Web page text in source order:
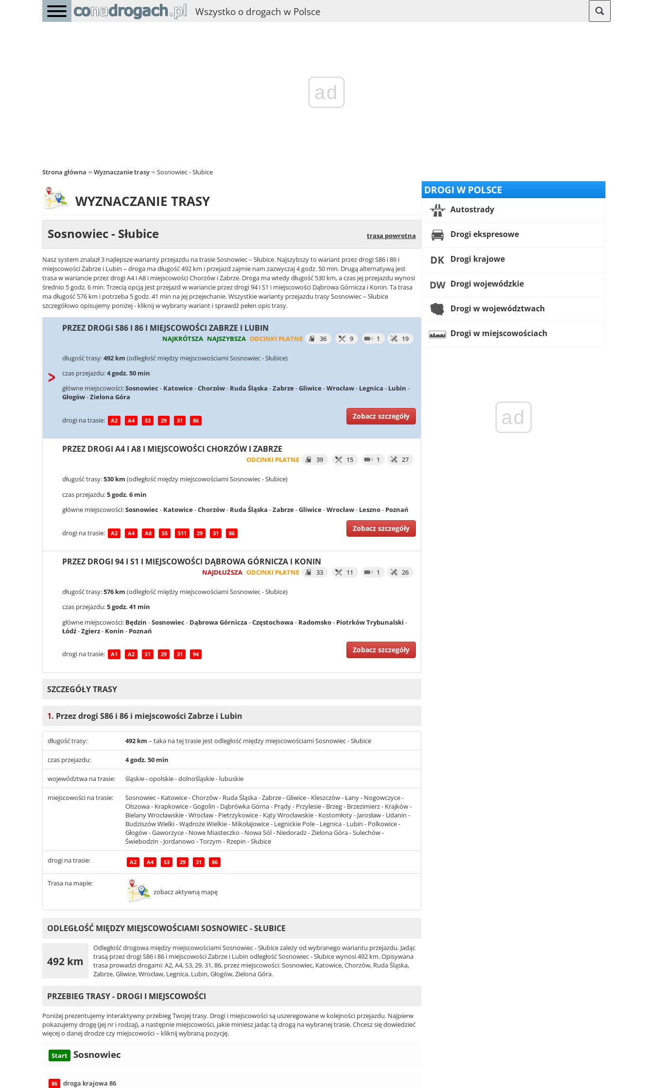
Wszystko o drogach w Polsce
ad
Strona główna Wyznaczanie trasy Sosnowiec - Słubice
WYZNACZANIE TRASY
Sosnowiec - Słubice trasa powrotna
Nasz system znalazł 3 najlepsze warianty przejazdu na trasie Sosnowiec – Słubice. Najszybszy to wariant przez drogi S86 i 86 i
miejscowości Zabrze i Lubin – droga ma długość 492 km i przejazd zajmie nam zazwyczaj 4 godz. 50 min. Drugą alternatywą jest
trasa w wariancie przez drogi A4 i A8 i miejscowości Chorzów i Zabrze. Droga ma wtedy długość 530 km, a czas jej przejazdu wynosi
średnio 5 godz. 6 min. Trzecią opcją jest przejazd w wariancie przez drogi 94 i S1 i miejscowości Dąbrowa Górnicza i Konin. Ta trasa
ma długość 576 km i potrzeba 5 godz. 41 min na jej przejechanie. Wszystkie warianty przejazdu trasy Sosnowiec – Słubice
szczegółowo opisujemy poniżej - kliknij w wybrany wariant i sprawdź pełen opis trasy.
PRZEZ DROGI S86 I 86 I MIEJSCOWOŚCI ZABRZE I LUBIN
NAJKRÓTSZA NAJSZYBSZA ODCINKI PŁATNE 36 9 1 19
długość trasy:492 km (odległość między miejscowościami Sosnowiec - Słubice)
czas przejazdu:4 godz. 50 min
główne miejscowości:Sosnowiec - Katowice -Chorzów- Ruda Śląska -Zabrze -Gliwice -Wrocław- Legnica - Lubin -
Głogów-Zielona Góra
drogi na trasie: A2 A4 S3 29 31 86
Zobacz szczegóły
PRZEZ DROGI A4 I A8 I MIEJSCOWOŚCI CHORZÓW I ZABRZE
ODCINKI PŁATNE 39 15 1 27
długość trasy:530 km (odległość między miejscowościami Sosnowiec - Słubice)
czas przejazdu:5 godz. 6 min
główne miejscowości:Sosnowiec - Katowice-Chorzów- Ruda Śląska -Zabrze-Gliwice-Wrocław- Leszno- Poznań
drogi na trasie: A2 A4 A8 S5 S11 29 31 86
Zobacz szczegóły
PRZEZ DROGI 94 I S1 I MIEJSCOWOŚCI DĄBROWA GÓRNICZA I KONIN
NAJDŁUŻSZA ODCINKI PŁATNE 33 11 1 26
długość trasy:576 km (odległość między miejscowościami Sosnowiec - Słubice)
czas przejazdu:5 godz. 41 min
główne miejscowości: Będzin -Sosnowiec - Dąbrowa Górnicza -Częstochowa - Radomsko- Piotrków Trybunalski -
Łódź-Zgierz- Konin - Poznań
drogi na trasie: A1 A2 S1 29 31 94
Zobacz szczegóły
SZCZEGÓŁY TRASY
1. Przez drogi S86 i 86 i miejscowości Zabrze i Lubin
długość trasy: 492 km – taka na tej trasie jest odległość między miejscowościami Sosnowiec - Słubice
czas przejazdu: 4 godz. 50 min
województwa na trasie: śląskie - opolskie - dolnośląskie - lubuskie
miejscowości na trasie:
Sosnowiec - Katowice - Chorzów - Ruda Śląska - Zabrze - Gliwice - Kleszczów - Łany - Nogowczyce -
Olszowa - Krapkowice - Gogolin - Dąbrówka Górna - Prądy - Przylesie - Brzeg - Brzezimierz - Krajków -
Bielany Wrocławskie - Wrocław - Pietrzykowice - Kąty Wrocławskie - Kostomłoty - Jarosław - Udanin -
Budziszów Wielki - Wądroże Wielkie - Mikołajowice - Legnickie Pole - Legnica - Lubin - Polkowice -
Głogów - Gaworzyce - Nowe Miasteczko - Nowa Sól - Niedoradz - Zielona Góra - Sulechów -
Świebodzin - Jordanowo - Torzym - Rzepin - Słubice
drogi na trasie: A2 A4 S3 29 31 86
Trasa na mapie:
zobacz aktywną mapę
ODLEGŁOŚĆ MIĘDZY MIEJSCOWOŚCIAMI SOSNOWIEC - SŁUBICE
492 km
Odległość drogowa między miejscowościami Sosnowiec - Słubice zależy od wybranego wariantu przejazdu. Jadąc
trasą przez drogi S86 i 86 i miejscowości Zabrze i Lubin odległość Sosnowiec - Słubice wynosi 492 km. Opisywana
trasa prowadzi drogami: A2, A4, S3, 29, 31, 86, przez miejscowości: Sosnowiec, Katowice, Chorzów, Ruda Śląska,
Zabrze, Gliwice, Wrocław, Legnica, Lubin, Głogów, Zielona Góra.
PRZEBIEG TRASY - DROGI I MIEJSCOWOŚCI
Poniżej prezentujemy interaktywny przebieg Twojej trasy. Drogi i miejscowości są uszeregowane w kolejności przejazdu. Najpierw
pokazujemy drogę (jej nr i rodzaj), a następnie miejscowości, jakie miniesz jadąc tą drogą na wybranej trasie. Chcesz się dowiedzieć
więcej o danej drodze czy miejscowości – kliknij wybraną pozycję.
Start Sosnowiec
86 droga krajowa 86
DROGI W POLSCE
Autostrady
Drogi ekspresowe
Drogi krajowe
Drogi wojewódzkie
Drogi w województwach
Drogi w miejscowościach
ad